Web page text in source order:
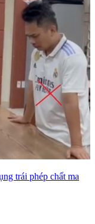
trái phép chất ma